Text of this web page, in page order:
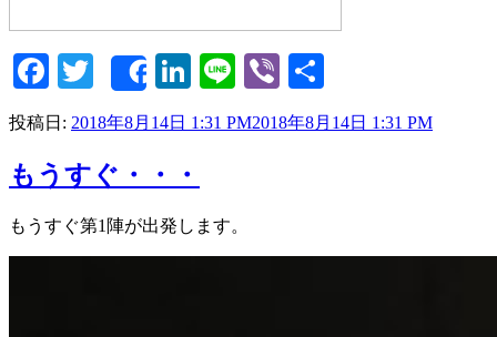
Facebook
TwitterShareLinkedIn
LineViber
有
投稿日: 2018年8月14日 1:31 PM2018年8月14日 1:31 PM
もうすぐ・・・
もうすぐ第1陣が出発します。